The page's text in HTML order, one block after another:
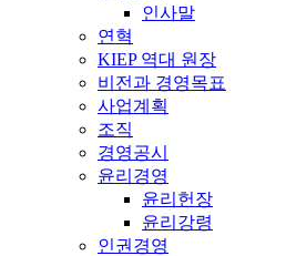
인사말
연혁
KIEP 역대 원장
비전과 경영목표
사업계획
조직
경영공시
윤리경영
윤리헌장
윤리강령
인권경영